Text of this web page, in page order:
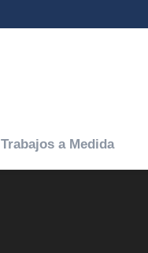
Trabajos a Medida